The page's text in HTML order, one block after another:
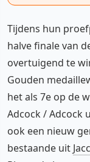
Tijdens hun
halve finale van
overtuigend te
Gouden
het als 7e op de
Adcock / Adcock
ook een nieuw
bestaande uit